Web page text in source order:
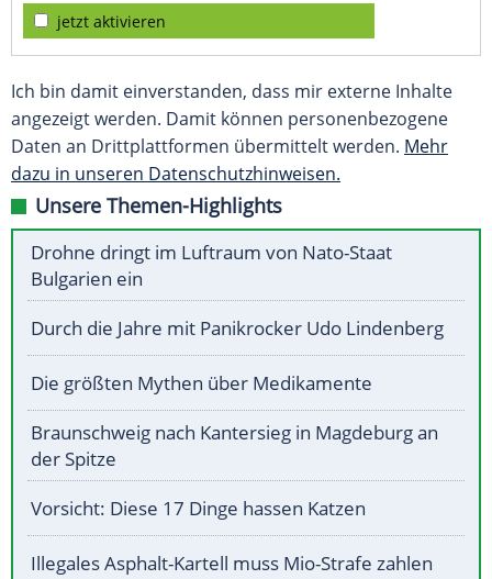
jetzt aktivieren
Ich bin damit einverstanden, dass mir externe Inhalte
angezeigt werden. Damit können personenbezogene
Daten an Drittplattformen übermittelt werden. Mehr
dazu in unseren Datenschutzhinweisen.
Unsere Themen-Highlights
Drohne dringt im Luftraum von Nato-Staat
Bulgarien ein
Durch die Jahre mit Panikrocker Udo Lindenberg
Die größten Mythen über Medikamente
Braunschweig nach Kantersieg in Magdeburg an
der Spitze
Vorsicht: Diese 17 Dinge hassen Katzen
Illegales Asphalt-Kartell muss Mio-Strafe zahlen